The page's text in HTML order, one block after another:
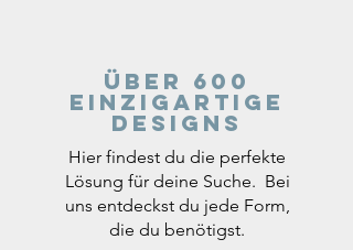
Über 600
einzigartige
Designs
Hier findest du die perfekte
Lösung für deine Suche. Bei
uns entdeckst du jede Form,
die du benötigst.